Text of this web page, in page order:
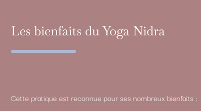
Les bienfaits du Yoga Nidra
Cette pratique est reconnue pour ses nombreux bienfaits :